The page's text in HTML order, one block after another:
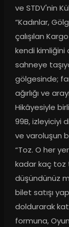
ve STDV'nin
“Kadınlar,
çalışılan
kendi kimliğini
sahneye
gölgesinde;
ağırlığı ve
Hikâyesiyle
99B, izleyiciyi
ve varoluşun
“Toz. O her
kadar kaç toz
düşündünüz
bilet satışı
doldurarak
formuna,